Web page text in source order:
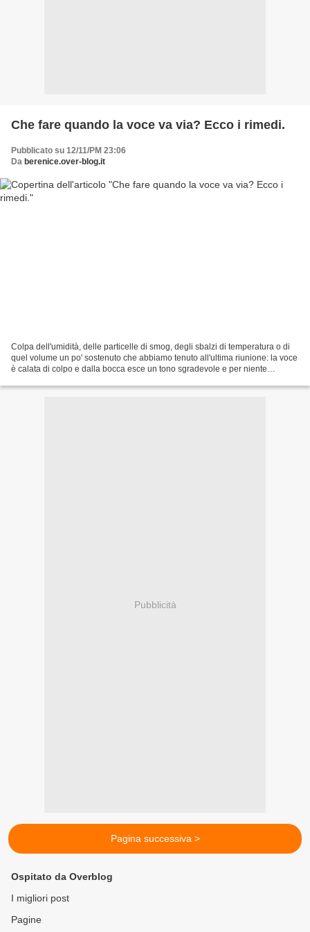
Che fare quando la voce va via? Ecco i rimedi.
Pubblicato su 12/11/PM 23:06
Da berenice.over-blog.it
Colpa dell'umidità, delle particelle di smog, degli sbalzi di temperatura o di
quel volume un po' sostenuto che abbiamo tenuto all'ultima riunione: la voce
è calata di colpo e dalla bocca esce un tono sgradevole e per niente
Pubblicità
Pagina successiva >
Ospitato da Overblog
I migliori post
Pagine